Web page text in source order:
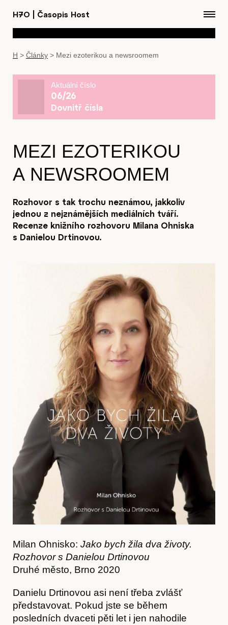
H7O Časopis Host
H > Články > Mezi ezoterikou a newsroomem
Aktuální číslo
06/26
Dovnitř čísla
MEZI EZOTERIKOU
A NEWSROOMEM
Rozhovor s tak trochu neznámou, jakkoliv
jednou z nejznámějších mediálních tváří.
Recenze knižního rozhovoru Milana Ohniska
s Danielou Drtinovou.
Milan Ohnisko: Jako bych žila dva životy.
Rozhovor s Danielou Drtinovou
Druhé město, Brno 2020
Danielu Drtinovou asi není třeba zvlášť
představovat. Pokud jste se během
posledních dvaceti pěti let i jen nahodile